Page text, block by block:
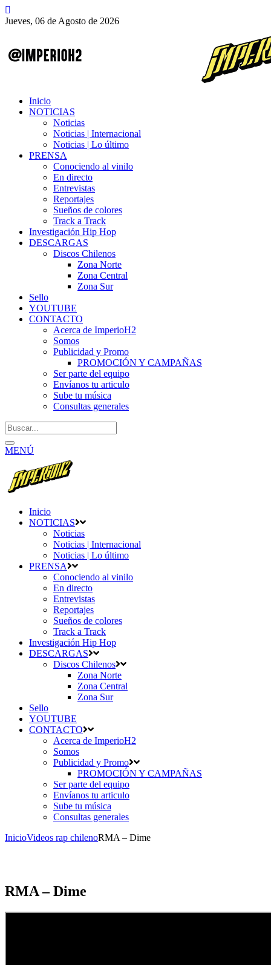
Jueves, 06 de Agosto de 2026
Inicio
NOTICIAS
Noticias
Noticias | Internacional
Noticias | Lo último
PRENSA
Conociendo al vinilo
En directo
Entrevistas
Reportajes
Sueños de colores
Track a Track
Investigación Hip Hop
DESCARGAS
Discos Chilenos
Zona Norte
Zona Central
Zona Sur
Sello
YOUTUBE
CONTACTO
Acerca de ImperioH2
Somos
Publicidad y Promo
PROMOCIÓN Y CAMPAÑAS
Ser parte del equipo
Envíanos tu articulo
Sube tu música
Consultas generales
MENÚ
Inicio
NOTICIAS
Noticias
Noticias | Internacional
Noticias | Lo último
PRENSA
Conociendo al vinilo
En directo
Entrevistas
Reportajes
Sueños de colores
Track a Track
Investigación Hip Hop
DESCARGAS
Discos Chilenos
Zona Norte
Zona Central
Zona Sur
Sello
YOUTUBE
CONTACTO
Acerca de ImperioH2
Somos
Publicidad y Promo
PROMOCIÓN Y CAMPAÑAS
Ser parte del equipo
Envíanos tu articulo
Sube tu música
Consultas generales
InicioVideos rap chilenoRMA – Dime
RMA – Dime